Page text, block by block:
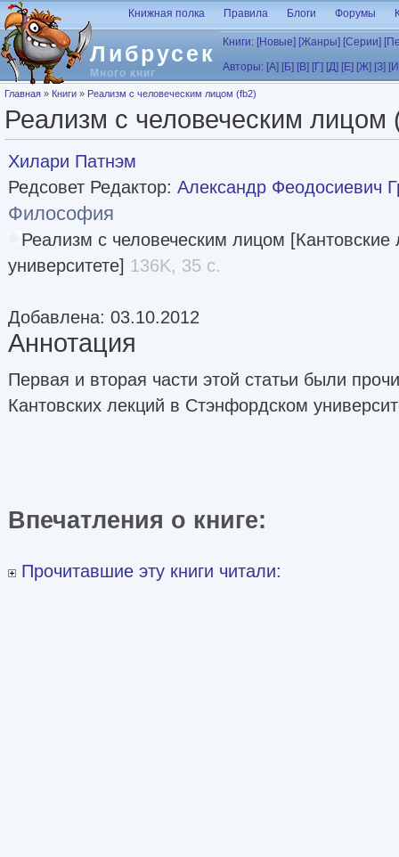
Перейти к основному содержанию
Либрусек
Много книг
Книжная полка Правила Блоги Форумы
Книги: [Новые] [Жанры] [Серии]
Авторы: [А] [Б] [В] [Г] [Д] [Е] [Ж] [З]
Вы здесь
Главная » Книги » Реализм с человеческим лицом (fb2)
Реализм с человеческим лицом
Хилари Патнэм
Редсовет Редактор: Александр Феодосиевич
Философия
Реализм с человеческим лицом
университете] 136K, 35 с.
Добавлена: 03.10.2012
Аннотация
Первая и вторая части этой статьи были
Кантовских лекций в Стэнфордском
Впечатления о книге:
Прочитавшие эту книги читали: